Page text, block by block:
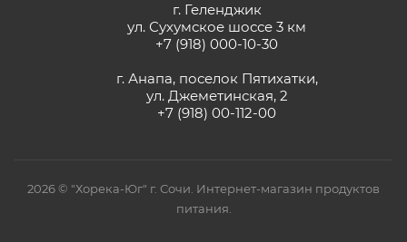
г. Геленджик
ул. Сухумское шоссе 3 км
+7 (918) 000-10-30
г. Анапа, поселок Пятихатки,
ул. Джеметинская, 2
+7 (918) 00-112-00
2026 © "Хорека-Юг" г. Сочи. Интернет-магазин продуктов
питания.